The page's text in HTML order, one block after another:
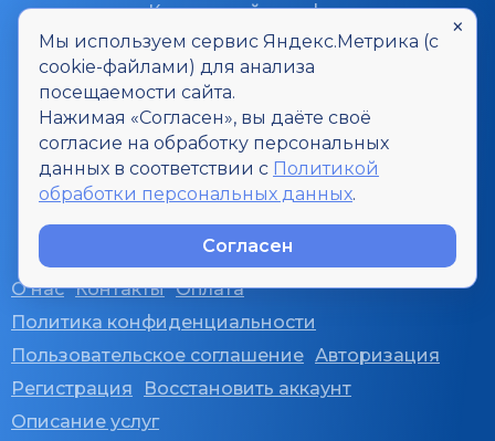
×
Мы используем сервис Яндекс.Метрика (с
cookie-файлами) для анализа
посещаемости сайта.
Нажимая «Согласен», вы даёте своё
согласие на обработку персональных
данных в соответствии с Политикой
обработки персональных данных.
Согласен
Контактный телефон
8-800-700-20-06
Контактный E-mail
smi@u-inf.ru
Все интересующие вопросы Вы
можете задать через форму
Задать вопрос
О нас Контакты Оплата
Политика конфиденциальности
Пользовательское соглашение Авторизация
Регистрация
Восстановить аккаунт
Описание услуг